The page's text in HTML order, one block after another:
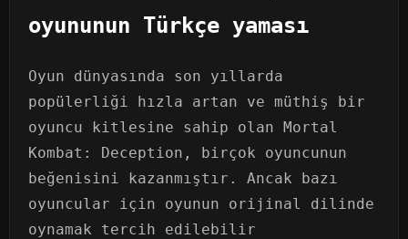
oyununun Türkçe yaması
Oyun dünyasında son yıllarda
popülerliği hızla artan ve müthiş bir
oyuncu kitlesine sahip olan Mortal
Kombat: Deception, birçok oyuncunun
beğenisini kazanmıştır. Ancak bazı
oyuncular için oyunun orijinal dilinde
oynamak tercih edilebilir